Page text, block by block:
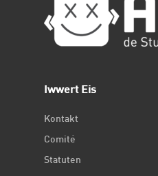
Iwwert Eis
Kontakt
Comité
Statuten